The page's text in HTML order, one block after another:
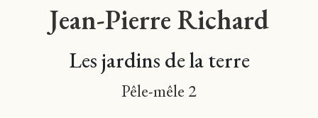
Jean-Pierre Richard
Les jardins de la terre
Pêle-mêle 2